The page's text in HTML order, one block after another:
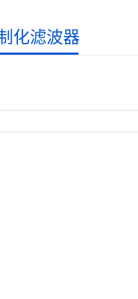
化滤波器